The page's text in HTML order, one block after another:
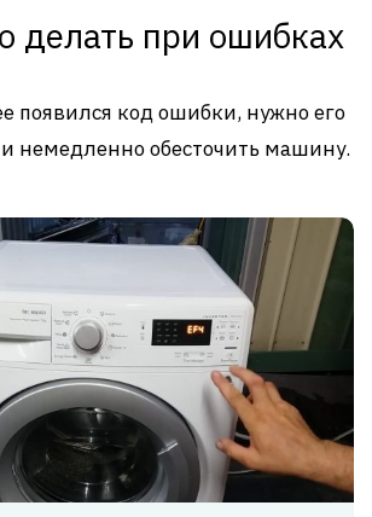
делать при ошибках
появился код ошибки, нужно его
немедленно обесточить машину.